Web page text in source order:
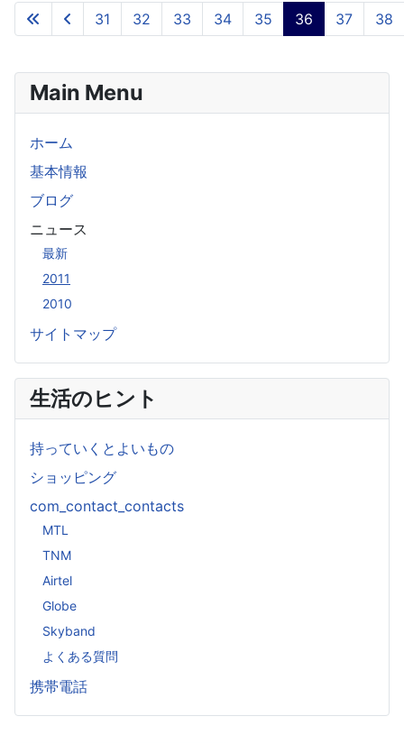
Main Menu
ホーム
基本情報
ブログ
ニュース
最新
2011
2010
サイトマップ
生活のヒント
持っていくとよいもの
ショッピング
com_contact_contacts
MTL
TNM
Airtel
Globe
Skyband
よくある質問
携帯電話
31 32 33 34 35 36 37 38